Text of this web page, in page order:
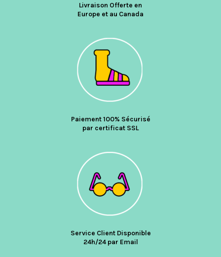
Livraison Offerte en
Europe et au Canada
Paiement 100% Sécurisé
par certificat SSL
Service Client Disponible
24h/24 par Email